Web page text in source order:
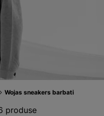
Wojas sneakers barbati
produse